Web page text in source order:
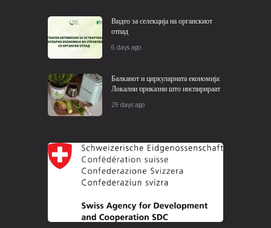
Видео за селекција на органскиот
отпад
6 days ago
Балканот и циркуларната економија:
Локални приказни што инспирираат
29 days ago